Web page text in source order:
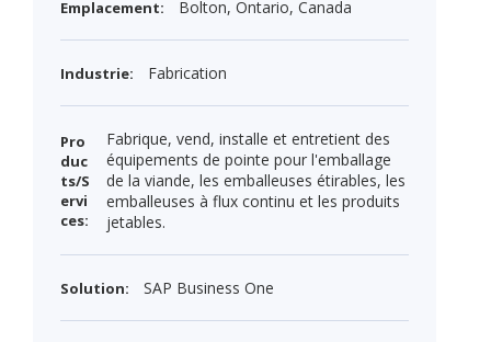
Emplacement: Bolton, Ontario, Canada
Industrie: Fabrication
Pro
duc
ts/S
ervi
ces:
Fabrique, vend, installe et entretient des
équipements de pointe pour l'emballage
de la viande, les emballeuses étirables, les
emballeuses à flux continu et les produits
jetables.
Solution: SAP Business One